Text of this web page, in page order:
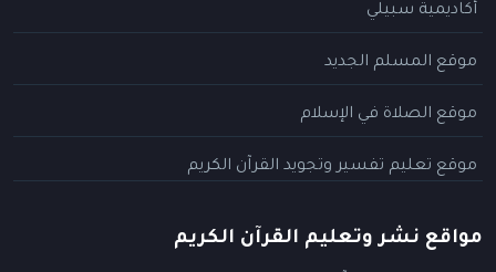
أكاديمية سبيلي
موقع المسلم الجديد
موقع الصلاة في الإسلام
موقع تعليم تفسير وتجويد القرآن الكريم
مواقع نشر وتعليم القرآن الكريم